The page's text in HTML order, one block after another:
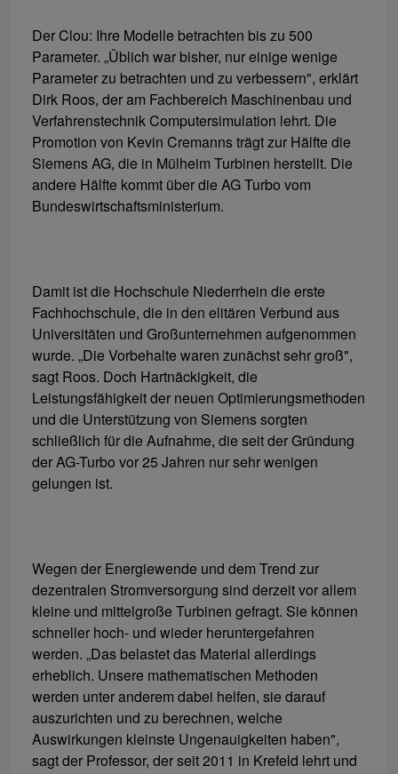
Der Clou: Ihre Modelle betrachten bis zu 500
Parameter. „Üblich war bisher, nur einige wenige
Parameter zu betrachten und zu verbessern", erklärt
Dirk Roos, der am Fachbereich Maschinenbau und
Verfahrenstechnik Computersimulation lehrt. Die
Promotion von Kevin Cremanns trägt zur Hälfte die
Siemens AG, die in Mülheim Turbinen herstellt. Die
andere Hälfte kommt über die AG Turbo vom
Bundeswirtschaftsministerium.
Damit ist die Hochschule Niederrhein die erste
Fachhochschule, die in den elitären Verbund aus
Universitäten und Großunternehmen aufgenommen
wurde. „Die Vorbehalte waren zunächst sehr groß",
sagt Roos. Doch Hartnäckigkeit, die
Leistungsfähigkeit der neuen Optimierungsmethoden
und die Unterstützung von Siemens sorgten
schließlich für die Aufnahme, die seit der Gründung
der AG-Turbo vor 25 Jahren nur sehr wenigen
gelungen ist.
Wegen der Energiewende und dem Trend zur
dezentralen Stromversorgung sind derzeit vor allem
kleine und mittelgroße Turbinen gefragt. Sie können
schneller hoch- und wieder heruntergefahren
werden. „Das belastet das Material allerdings
erheblich. Unsere mathematischen Methoden
werden unter anderem dabei helfen, sie darauf
auszurichten und zu berechnen, welche
Auswirkungen kleinste Ungenauigkeiten haben",
sagt der Professor, der seit 2011 in Krefeld lehrt und